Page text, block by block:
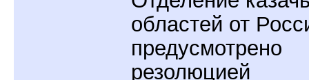
областей от
предусмотрено
резолюцией